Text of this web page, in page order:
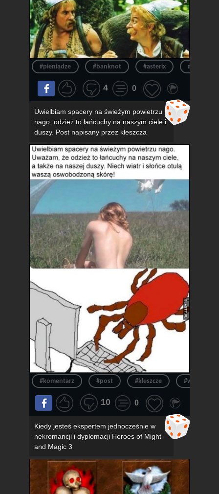
#pieniądze #banknot #asterix #pieniądz
4 0
Uwielbiam spacery na świeżym powietrzu
nago, odzież to łańcuchy na naszym ciele i
duszy. Post napisany przez kleszcza
#komentarz #post #kleszcze #wpis
10 0
Kiedy jesteś ekspertem jednocześnie w
nekromancji i dyplomacji Heroes of Might
and Magic 3